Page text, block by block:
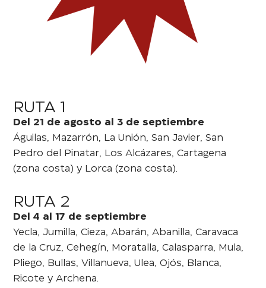
RUTA 1
Del 21 de agosto al 3 de septiembre
Águilas, Mazarrón, La Unión, San Javier, San
Pedro del Pinatar, Los Alcázares, Cartagena
(zona costa) y Lorca (zona costa).
RUTA 2
Del 4 al 17 de septiembre
Yecla, Jumilla, Cieza, Abarán, Abanilla, Caravaca
de la Cruz, Cehegín, Moratalla, Calasparra, Mula,
Pliego, Bullas, Villanueva, Ulea, Ojós, Blanca,
Ricote y Archena.